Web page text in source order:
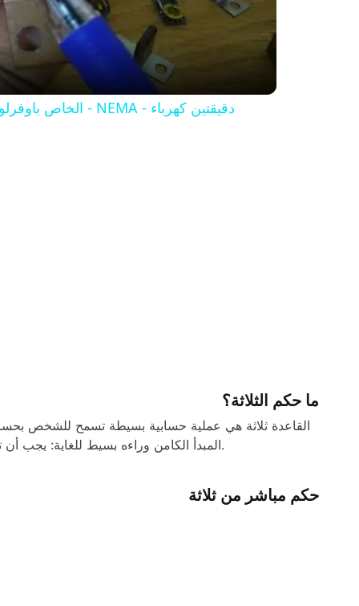
اسهل طريقه لمعرفة تيار ال - Heat element - الخاص باوفرلود كنتاكتور - NEMA - دقيقتين كهرباء
ما حكم الثلاثة؟
القاعدة ثلاثة هي عملية حسابية بسيطة تسمح للشخص
المبدأ الكامن وراءه بسيط للغاية: يجب أن تفعل الشيء نفسه على كلا الجانبين من أجل الوصول إلى النتيجة المرجوة.
حكم مباشر من ثلاثة